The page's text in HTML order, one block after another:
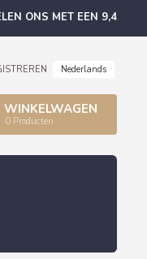
ONS MET EEN 9,4
Nederlands
WINKELWAGEN
0 Producten